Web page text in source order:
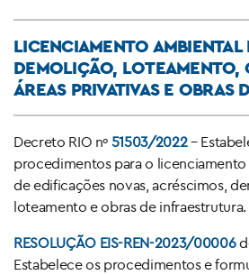
LICENCIAMENTO
DEMOLIÇÃO, LOTEAMENTO,
ÁREAS PRIVATIVAS E OBRAS
Decreto RIO nº 51503/2022–
procedimentos para o
de edificações novas, acréscimos,
loteamento e obras de infraestrutura.
RESOLUÇÃO EIS-REN-2023/00006
Estabelece os procedimentos e